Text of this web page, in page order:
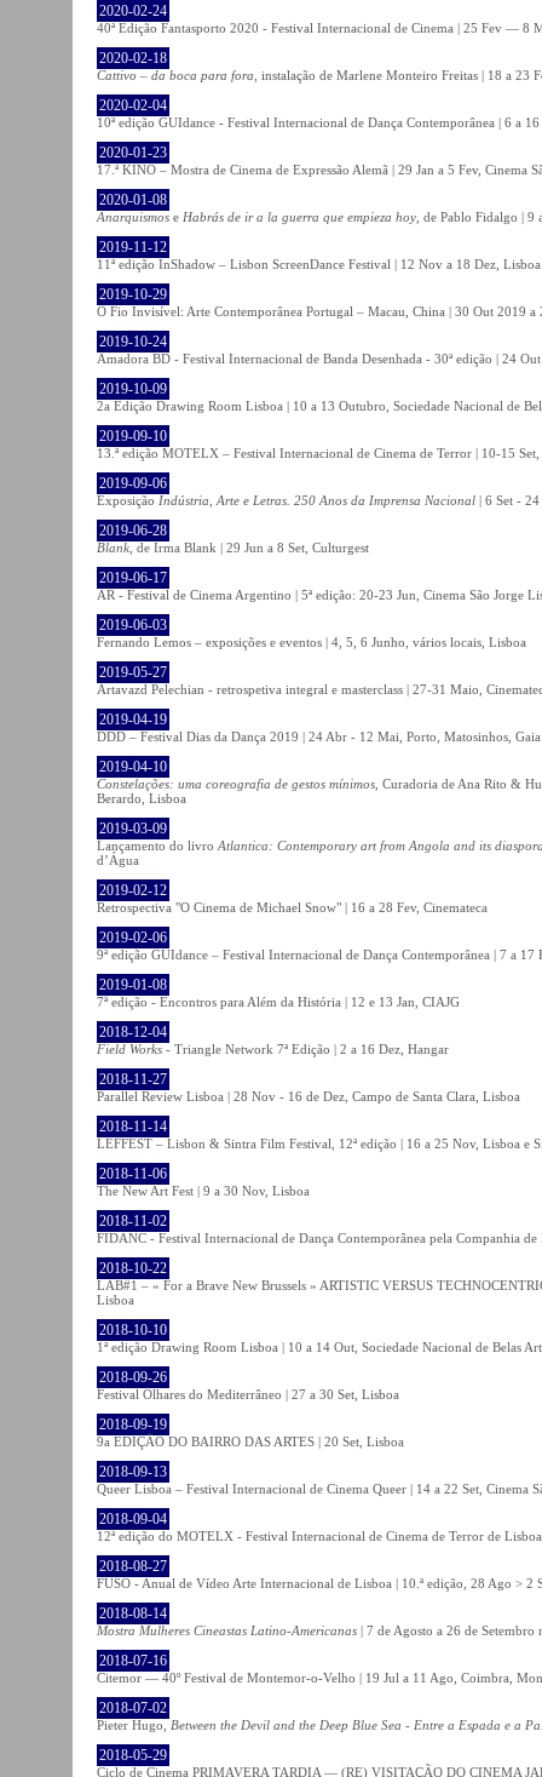
2020-02-24
40ª Edição Fantasporto 2020 - Festival Internacional de Cinema | 25 Fev — 8
2020-02-18
Cattivo – da boca para fora , instalação de Marlene Monteiro Freitas | 18 a
2020-02-04
10ª edição GUIdance - Festival Internacional de Dança Contemporânea | 6 a
2020-01-23
17.ª KINO – Mostra de Cinema de Expressão Alemã | 29 Jan a 5 Fev, Cinema
2020-01-08
Anarquismos e Habrás de ir a la guerra que empieza hoy , de Pablo Fidalgo |
2019-11-12
11ª edição InShadow – Lisbon ScreenDance Festival | 12 Nov a 18 Dez, Lisboa
2019-10-29
O Fio Invisível: Arte Contemporânea Portugal – Macau, China | 30 Out 2019
2019-10-24
Amadora BD - Festival Internacional de Banda Desenhada - 30ª edição | 24
2019-10-09
2a Edição Drawing Room Lisboa | 10 a 13 Outubro, Sociedade Nacional de
2019-09-10
13.ª edição MOTELX – Festival Internacional de Cinema de Terror | 10-15
2019-09-06
Exposição Indústria, Arte e Letras. 250 Anos da Imprensa Nacional | 6 Set -
2019-06-28
Blank , de Irma Blank | 29 Jun a 8 Set, Culturgest
2019-06-17
AR - Festival de Cinema Argentino | 5ª edição: 20-23 Jun, Cinema São Jorge
2019-06-03
Fernando Lemos – exposições e eventos | 4, 5, 6 Junho, vários locais, Lisboa
2019-05-27
Artavazd Pelechian - retrospetiva integral e masterclass | 27-31 Maio,
2019-04-19
DDD – Festival Dias da Dança 2019 | 24 Abr - 12 Mai, Porto, Matosinhos, Gaia
2019-04-10
Constelações: uma coreografia de gestos mínimos , Curadoria de Ana Rito &
Berardo, Lisboa
2019-03-09
Lançamento do livro Atlantica: Contemporary art from Angola and its
d’Água
2019-02-12
Retrospectiva "O Cinema de Michael Snow" | 16 a 28 Fev, Cinemateca
2019-02-06
9ª edição GUIdance – Festival Internacional de Dança Contemporânea | 7 a 17
2019-01-08
7ª edição - Encontros para Além da História | 12 e 13 Jan, CIAJG
2018-12-04
Field Works - Triangle Network 7ª Edição | 2 a 16 Dez, Hangar
2018-11-27
Parallel Review Lisboa | 28 Nov - 16 de Dez, Campo de Santa Clara, Lisboa
2018-11-14
LEFFEST – Lisbon & Sintra Film Festival, 12ª edição | 16 a 25 Nov, Lisboa e
2018-11-06
The New Art Fest | 9 a 30 Nov, Lisboa
2018-11-02
FIDANC - Festival Internacional de Dança Contemporânea pela Companhia
2018-10-22
LAB#1 – « For a Brave New Brussels » ARTISTIC VERSUS
Lisboa
2018-10-10
1ª edição Drawing Room Lisboa | 10 a 14 Out, Sociedade Nacional de Belas
2018-09-26
Festival Olhares do Mediterrâneo | 27 a 30 Set, Lisboa
2018-09-19
9a EDIÇÃO DO BAIRRO DAS ARTES | 20 Set, Lisboa
2018-09-13
Queer Lisboa – Festival Internacional de Cinema Queer | 14 a 22 Set, Cinema
2018-09-04
12ª edição do MOTELX - Festival Internacional de Cinema de Terror de
2018-08-27
FUSO - Anual de Vídeo Arte Internacional de Lisboa | 10.ª edição, 28 Ago > 2
2018-08-14
Mostra Mulheres Cineastas Latino-Americanas | 7 de Agosto a 26 de Setembro
2018-07-16
Citemor — 40º Festival de Montemor-o-Velho | 19 Jul a 11 Ago, Coimbra,
2018-07-02
Pieter Hugo, Between the Devil and the Deep Blue Sea - Entre a Espada e a
2018-05-29
Ciclo de Cinema PRIMAVERA TARDIA — (RE) VISITAÇÃO DO CINEMA